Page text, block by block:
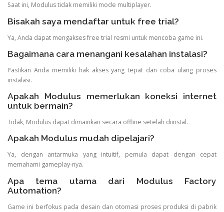
Saat ini, Modulus tidak memiliki mode multiplayer.
Bisakah saya mendaftar untuk free trial?
Ya, Anda dapat mengakses free trial resmi untuk mencoba game ini.
Bagaimana cara menangani kesalahan instalasi?
Pastikan Anda memiliki hak akses yang tepat dan coba ulang proses
instalasi.
Apakah Modulus memerlukan koneksi internet
untuk bermain?
Tidak, Modulus dapat dimainkan secara offline setelah diinstal.
Apakah Modulus mudah dipelajari?
Ya, dengan antarmuka yang intuitif, pemula dapat dengan cepat
memahami gameplay-nya.
Apa tema utama dari Modulus Factory
Automation?
Game ini berfokus pada desain dan otomasi proses produksi di pabrik